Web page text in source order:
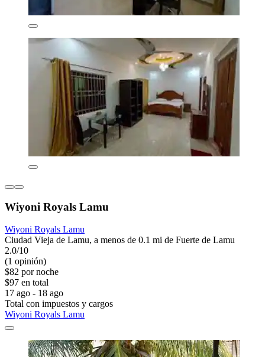
Wiyoni Royals Lamu
Wiyoni Royals Lamu
Ciudad Vieja de Lamu, a menos de 0.1 mi de Fuerte de Lamu
2.0/10
(1 opinión)
$82 por noche
$97 en total
17 ago - 18 ago
Total con impuestos y cargos
Wiyoni Royals Lamu